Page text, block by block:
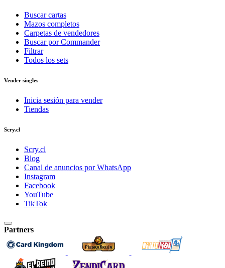
Buscar cartas
Mazos completos
Carpetas de vendedores
Buscar por Commander
Filtrar
Todos los sets
Vender singles
Inicia sesión para vender
Tiendas
Scry.cl
Scry.cl
Blog
Canal de anuncios por WhatsApp
Instagram
Facebook
YouTube
TikTok
Partners